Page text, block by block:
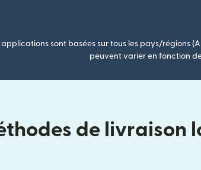
sont basées sur tous les pays/régions
peuvent varier en fonction
de livraison